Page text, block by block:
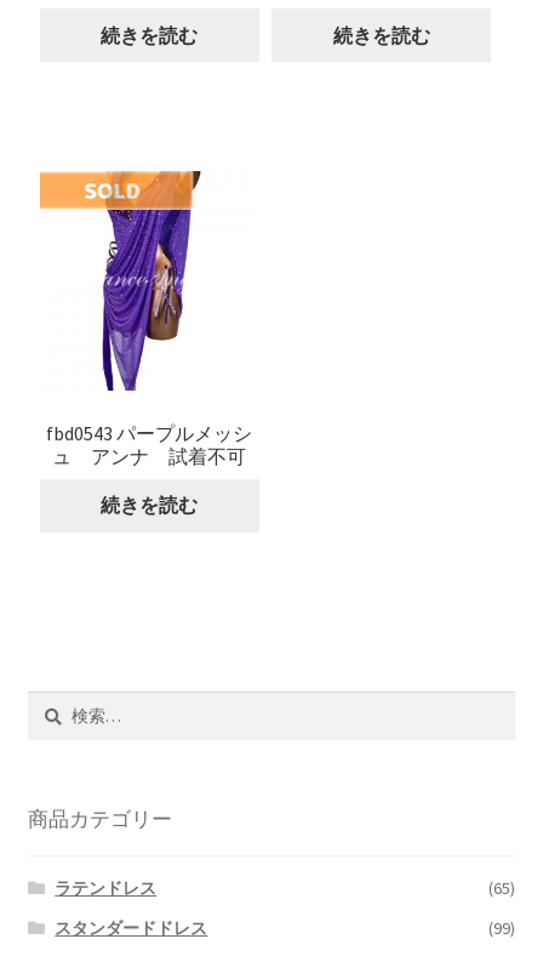
続きを読む 続きを読む
fbd0543 パープルメッシ
ュ アンナ 試着不可
続きを読む
商品カテゴリー
ラテンドレス
(65)
スタンダードドレス
(99)